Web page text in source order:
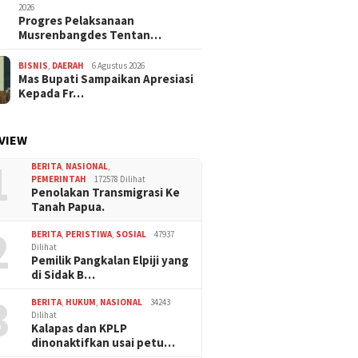
2026
Progres Pelaksanaan
Musrenbangdes Tentan…
BISNIS, DAERAH 6 Agustus 2026
Mas Bupati Sampaikan Apresiasi
Kepada Fr…
BERITA, NASIONAL,
PEMERINTAH
172578 Dilihat
Penolakan Transmigrasi Ke
Tanah Papua.
BERITA, PERISTIWA, SOSIAL
47937
Dilihat
Pemilik Pangkalan Elpiji yang
di Sidak B…
BERITA, HUKUM, NASIONAL
34243
Dilihat
Kalapas dan KPLP
dinonaktifkan usai petu…